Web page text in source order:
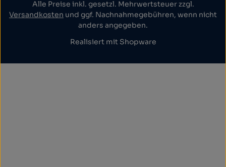
Alle Preise inkl. gesetzl. Mehrwertsteuer zzgl.
Versandkosten und ggf. Nachnahmegebühren, wenn nicht
anders angegeben.
Realisiert mit Shopware